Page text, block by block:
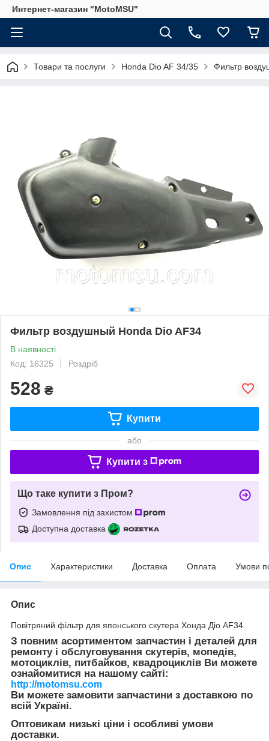
Интернет-магазин "MotoMSU"
Товари та послуги Honda Dio AF 34/35 Фильтр
Фильтр воздушный Honda Dio AF34
В наявності
Код: 16325
Роздріб
528 ₴
Купити
або
Купити з
Що таке купити з Пром?
Замовлення під захистом
Доступна доставка
Опис Характеристики Доставка Оплата Умови
Опис
Повітряний фільтр для японського скутера Хонда Діо AF34.
З повним асортиментом запчастин і деталей для
ремонту і обслуговування скутерів, мопедів,
мотоциклів, питбайков, квадроциклів Ви можете
ознайомитися на нашому сайті:
http://motomsu.com
Ви можете замовити запчастини з доставкою по
всій Україні.
Оптовикам низькі ціни і особливі умови
доставки.